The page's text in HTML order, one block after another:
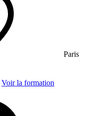
Paris
Voir la formation